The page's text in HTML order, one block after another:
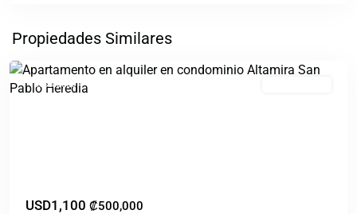
Propiedades Similares
Pablo
Destacado
USD1,100 ₡500,000